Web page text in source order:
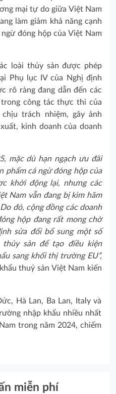
mại tự do giữa Việt Nam
làm giảm khả năng cạnh
đóng hộp của Việt Nam
loài thủy sản được phép
Phụ lục IV của Nghị định
rõ ràng đang dẫn đến các
công tác thực thi của
trách nhiệm, gây ảnh
kinh doanh của doanh
mặc dù hạn ngạch ưu đãi
phẩm cá ngừ đóng hộp của
khởi động lại, nhưng các
Nam vẫn đang bị kìm hãm
đó, cộng đồng các doanh
hộp đang rất mong chờ
sửa đổi bổ sung một số
sản để tạo điều kiện
sang khối thị trường EU”,
thuỷ sản Việt Nam kiến
Hà Lan, Ba Lan, Italy và
nhập khẩu nhiều nhất
trong năm 2024, chiếm
miễn phí